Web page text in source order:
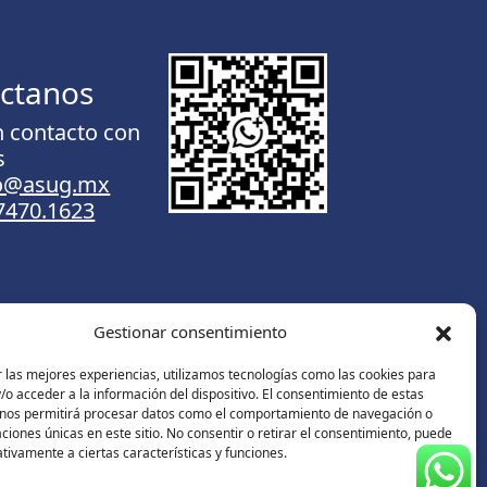
Gestionar consentimiento
las mejores experiencias, utilizamos tecnologías como las cookies para
acceder a la información del dispositivo. El consentimiento de estas
permitirá procesar datos como el comportamiento de navegación o
únicas en este sitio. No consentir o retirar el consentimiento, puede
a ciertas características y funciones.
contacto con
Contáctanos